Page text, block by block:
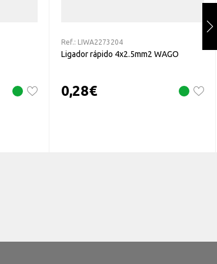
Ref.: LIWA2273204
Ligador rápido 4x2.5mm2 WAGO
0,28€